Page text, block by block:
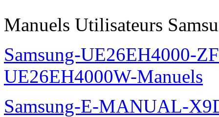
Manuels Utilisateurs
Samsung-UE26EH4000-
UE26EH4000W-Manuels
Samsung-E-MANUAL-